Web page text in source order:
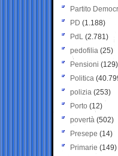
Partito
PD (1.188)
PdL (2.781)
pedofilia (25)
Pensioni (129)
Politica
polizia (253)
Porto (12)
povertà (502)
Presepe (14)
Primarie (149)